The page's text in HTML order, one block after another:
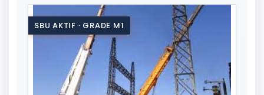
SBU AKTIF · GRADE M1